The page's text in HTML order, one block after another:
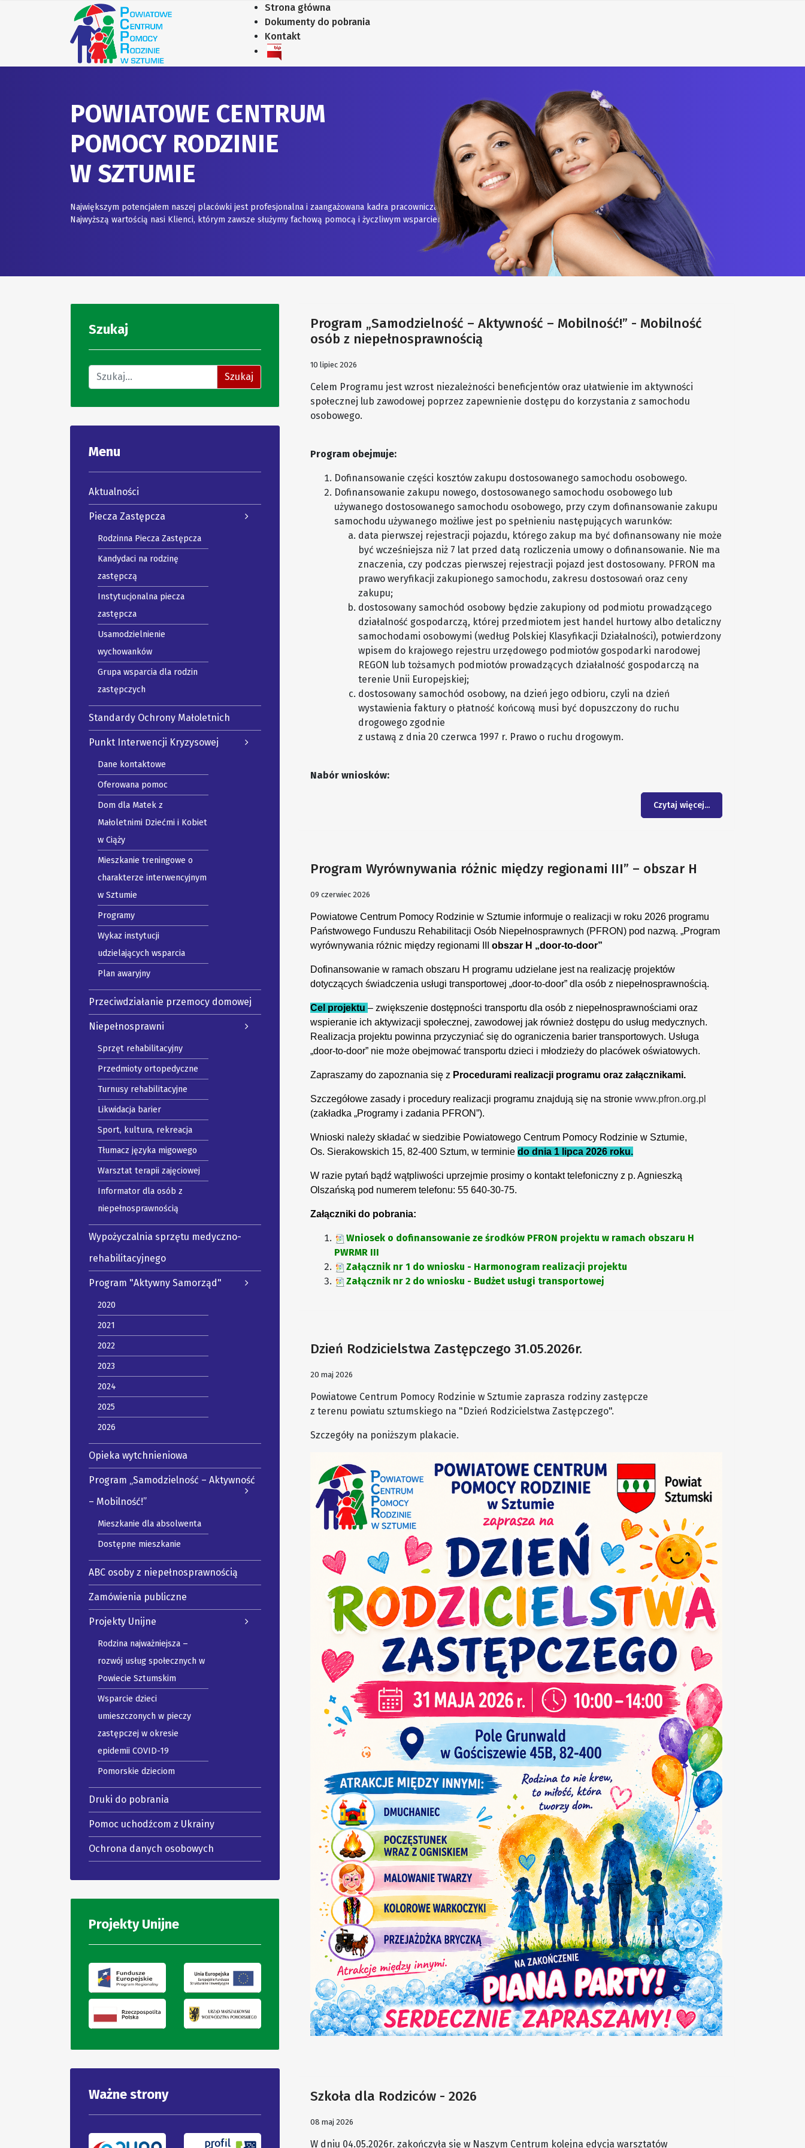
Strona główna
Dokumenty do pobrania
Kontakt
POWIATOWE CENTRUM
POMOCY RODZINIE
W SZTUMIE
Największym potencjałem naszej placówki jest profesjonalna i zaangażowana kadra pracownicza.
Najwyższą wartością nasi Klienci, którym zawsze służymy fachową pomocą i życzliwym wsparciem
Szukaj
Znajdź na stronie Szukaj
Menu
Aktualności
Piecza Zastępcza
Rodzinna Piecza Zastępcza
Kandydaci na rodzinę
zastępczą
Instytucjonalna piecza
zastępcza
Usamodzielnienie
wychowanków
Grupa wsparcia dla rodzin
zastępczych
Standardy Ochrony Małoletnich
Punkt Interwencji Kryzysowej
Dane kontaktowe
Oferowana pomoc
Dom dla Matek z
Małoletnimi Dziećmi i Kobiet
w Ciąży
Mieszkanie treningowe o
charakterze interwencyjnym
w Sztumie
Programy
Wykaz instytucji
udzielających wsparcia
Plan awaryjny
Przeciwdziałanie przemocy domowej
Niepełnosprawni
Sprzęt rehabilitacyjny
Przedmioty ortopedyczne
Turnusy rehabilitacyjne
Likwidacja barier
Sport, kultura, rekreacja
Tłumacz języka migowego
Warsztat terapii zajęciowej
Informator dla osób z
niepełnosprawnością
Wypożyczalnia sprzętu medyczno-
rehabilitacyjnego
Program "Aktywny Samorząd"
2020
2021
2022
2023
2024
2025
2026
Opieka wytchnieniowa
Program „Samodzielność – Aktywność
– Mobilność!”
Mieszkanie dla absolwenta
Dostępne mieszkanie
ABC osoby z niepełnosprawnością
Zamówienia publiczne
Projekty Unijne
Rodzina najważniejsza –
rozwój usług społecznych w
Powiecie Sztumskim
Wsparcie dzieci
umieszczonych w pieczy
zastępczej w okresie
epidemii COVID-19
Pomorskie dzieciom
Druki do pobrania
Pomoc uchodźcom z Ukrainy
Ochrona danych osobowych
Projekty Unijne
Ważne strony
Program „Samodzielność – Aktywność – Mobilność!” - Mobilność
osób z niepełnosprawnością
10 lipiec 2026
Celem Programu jest wzrost niezależności beneficjentów oraz ułatwienie im aktywności
społecznej lub zawodowej poprzez zapewnienie dostępu do korzystania z samochodu
osobowego.
Program obejmuje:
Dofinansowanie części kosztów zakupu dostosowanego samochodu osobowego.
Dofinansowanie zakupu nowego, dostosowanego samochodu osobowego lub
używanego dostosowanego samochodu osobowego, przy czym dofinansowanie zakupu
samochodu używanego możliwe jest po spełnieniu następujących warunków:
data pierwszej rejestracji pojazdu, którego zakup ma być dofinansowany nie może
być wcześniejsza niż 7 lat przed datą rozliczenia umowy o dofinansowanie. Nie ma
znaczenia, czy podczas pierwszej rejestracji pojazd jest dostosowany. PFRON ma
prawo weryfikacji zakupionego samochodu, zakresu dostosowań oraz ceny
zakupu;
dostosowany samochód osobowy będzie zakupiony od podmiotu prowadzącego
działalność gospodarczą, której przedmiotem jest handel hurtowy albo detaliczny
samochodami osobowymi (według Polskiej Klasyfikacji Działalności), potwierdzony
wpisem do krajowego rejestru urzędowego podmiotów gospodarki narodowej
REGON lub tożsamych podmiotów prowadzących działalność gospodarczą na
terenie Unii Europejskiej;
dostosowany samochód osobowy, na dzień jego odbioru, czyli na dzień
wystawienia faktury o płatność końcową musi być dopuszczony do ruchu
drogowego zgodnie
z ustawą z dnia 20 czerwca 1997 r. Prawo o ruchu drogowym.
Nabór wniosków:
Czytaj więcej...
Program Wyrównywania różnic między regionami III” – obszar H
09 czerwiec 2026
Powiatowe Centrum Pomocy Rodzinie w Sztumie informuje o realizacji w roku 2026 programu
Państwowego Funduszu Rehabilitacji Osób Niepełnosprawnych (PFRON) pod nazwą. „Program
wyrównywania różnic między regionami III obszar H „door-to-door”
Dofinansowanie w ramach obszaru H programu udzielane jest na realizację projektów
dotyczących świadczenia usługi transportowej „door-to-door” dla osób z niepełnosprawnością.
Cel projektu – zwiększenie dostępności transportu dla osób z niepełnosprawnościami oraz
wspieranie ich aktywizacji społecznej, zawodowej jak również dostępu do usług medycznych.
Realizacja projektu powinna przyczyniać się do ograniczenia barier transportowych. Usługa
„door-to-door” nie może obejmować transportu dzieci i młodzieży do placówek oświatowych.
Zapraszamy do zapoznania się z Procedurami realizacji programu oraz załącznikami.
Szczegółowe zasady i procedury realizacji programu znajdują się na stronie www.pfron.org.pl
(zakładka „Programy i zadania PFRON”).
Wnioski należy składać w siedzibie Powiatowego Centrum Pomocy Rodzinie w Sztumie,
Os. Sierakowskich 15, 82-400 Sztum, w terminie do dnia 1 lipca 2026 roku.
W razie pytań bądź wątpliwości uprzejmie prosimy o kontakt telefoniczny z p. Agnieszką
Olszańską pod numerem telefonu: 55 640-30-75.
Załączniki do pobrania:
Wniosek o dofinansowanie ze środków PFRON projektu w ramach obszaru H
PWRMR III
Załącznik nr 1 do wniosku - Harmonogram realizacji projektu
Załącznik nr 2 do wniosku - Budżet usługi transportowej
Dzień Rodzicielstwa Zastępczego 31.05.2026r.
20 maj 2026
Powiatowe Centrum Pomocy Rodzinie w Sztumie zaprasza rodziny zastępcze
z terenu powiatu sztumskiego na "Dzień Rodzicielstwa Zastępczego".
Szczegóły na poniższym plakacie.
Szkoła dla Rodziców - 2026
08 maj 2026
W dniu 04.05.2026r. zakończyła się w Naszym Centrum kolejna edycja warsztatów